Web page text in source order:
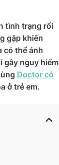
tình trạng rối
gặp khiến
có thể ảnh
gây nguy hiểm
Doctor có
ở trẻ em.